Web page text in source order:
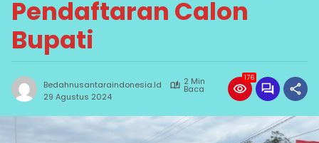
Pendaftaran Calon
Bupati
Bedahnusantaraindonesia.id 2 Min
Baca
29 Agustus 2024
176